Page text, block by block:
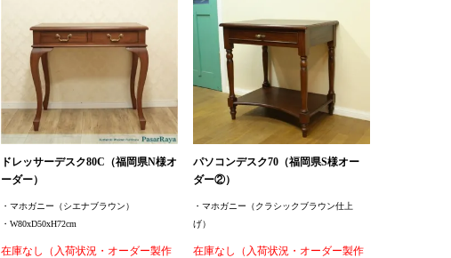
ドレッサーデスク80C（福岡県N様オ
ーダー）
・マホガニー（シエナブラウン）
・W80xD50xH72cm
在庫なし（入荷状況・オーダー製作
パソコンデスク70（福岡県S様オー
ダー②）
・マホガニー（クラシックブラウン仕上
げ）
在庫なし（入荷状況・オーダー製作